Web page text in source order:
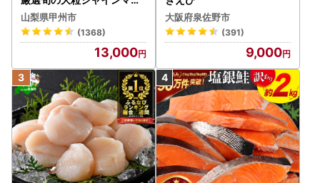
カット 約1.3kg 2～3房【2
026年発送】（MG）B12-
472 FN-Limited-VO シャ
インマスカット フルーツ
山梨県甲州市
(1368)
13,000
大阪府泉佐野市
(391)
9,000